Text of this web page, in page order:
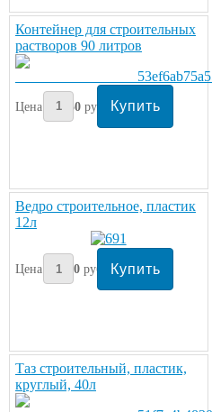
Контейнер для строительных
растворов 90 литров
Цена: 450руб/шт.
Ведро строительное, пластик
12л
Цена: 110руб
Таз строительный, пластик,
круглый, 40л